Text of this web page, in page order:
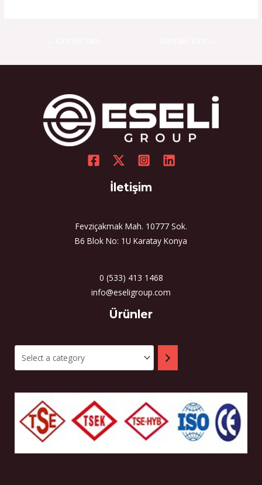
İletişim
Fevziçakmak Mah. 10777 Sok.
B6 Blok No: 1U Karatay Konya
0 (533) 413 1468
info@eseligroup.com
Ürünler